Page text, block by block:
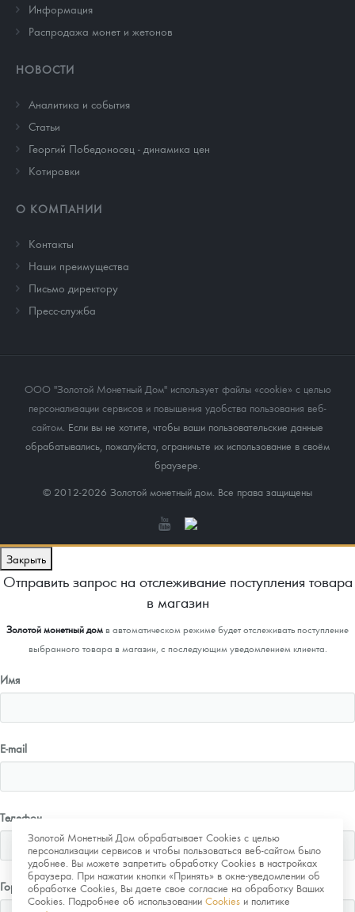
Информация
Распродажа монет и жетонов
НОВОСТИ
Аналитика и события
Cтатьи
Георгий Победоносец - динамика цен
Котировки
О КОМПАНИИ
Контакты
Наши преимущества
Письмо директору
Пресс-служба
ООО "Золотой Монетный Дом" использует файлы «cookie» с целью
персонализации сервисов и повышения удобства пользования веб-
сайтом . Если вы не хотите, чтобы ваши пользовательские данные
обрабатывались, пожалуйста, ограничьте их использование в своём
браузере.
© 2012-2026 Золотой монетный дом. Все права защищены
Золотой Монетный Дом обрабатывает Cookies с целью
персонализации сервисов и чтобы пользоваться веб-сайтом было
удобнее. Вы можете запретить обработку Cookies в настройках
браузера. При нажатии кнопки «Принять» в окне-уведомлении об
обработке Cookies, Вы даете свое согласие на обработку Ваших
Cookies. Подробнее об использовании Cookies и политике
Закрыть
Отправить запрос на отслеживание поступления товара
в магазин
Золотой монетный домв автоматическом режиме будет отслеживать поступление
выбранного товара в магазин, с последующим уведомлением клиента.
Имя
E-mail
Телефон
Город